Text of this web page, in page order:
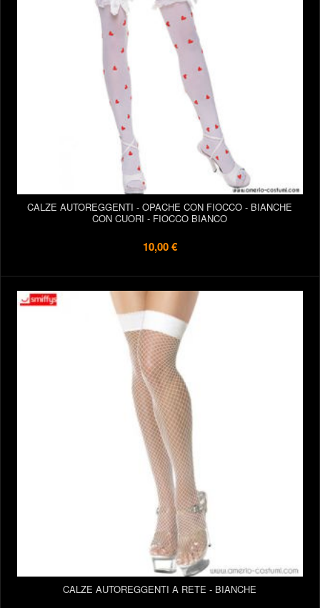
CALZE AUTOREGGENTI - OPACHE CON FIOCCO - BIANCHE
CON CUORI - FIOCCO BIANCO
10,00 €
CALZE AUTOREGGENTI A RETE - BIANCHE